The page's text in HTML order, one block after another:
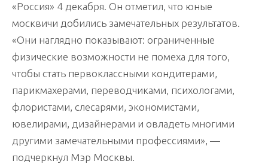
«Россия» 4 декабря. Он отметил, что юные
москвичи добились замечательных результатов.
«Они наглядно показывают: ограниченные
физические возможности не помеха для того,
чтобы стать первоклассными кондитерами,
парикмахерами, переводчиками, психологами,
флористами, слесарями, экономистами,
ювелирами, дизайнерами и овладеть многими
другими замечательными профессиями», —
подчеркнул Мэр Москвы.